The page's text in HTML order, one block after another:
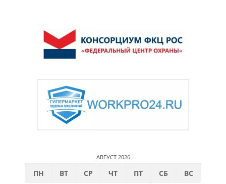
АВГУСТ 2026
ПН ВТ СР ЧТ ПТ СБ
ВС